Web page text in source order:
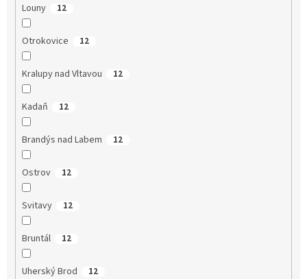
Louny 12
Otrokovice 12
Kralupy nad Vltavou 12
Kadaň 12
Brandýs nad Labem 12
Ostrov 12
Svitavy 12
Bruntál 12
Uherský Brod 12